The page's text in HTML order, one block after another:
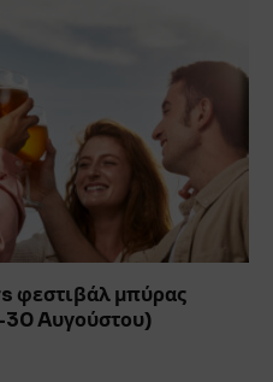
φεστιβάλ μπύρας
30 Aυγούστου)